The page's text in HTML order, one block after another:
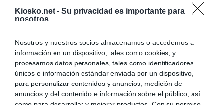
Kiosko.net - Su privacidad es importante para
nosotros
Nosotros y nuestros socios almacenamos o accedemos a
información en un dispositivo, tales como cookies, y
procesamos datos personales, tales como identificadores
únicos e información estándar enviada por un dispositivo,
para personalizar contenidos y anuncios, medición de
anuncios y del contenido e información sobre el público, así
los
de Ceuta
© Kiosko.net Aviso Legal Privacidad y Cookies